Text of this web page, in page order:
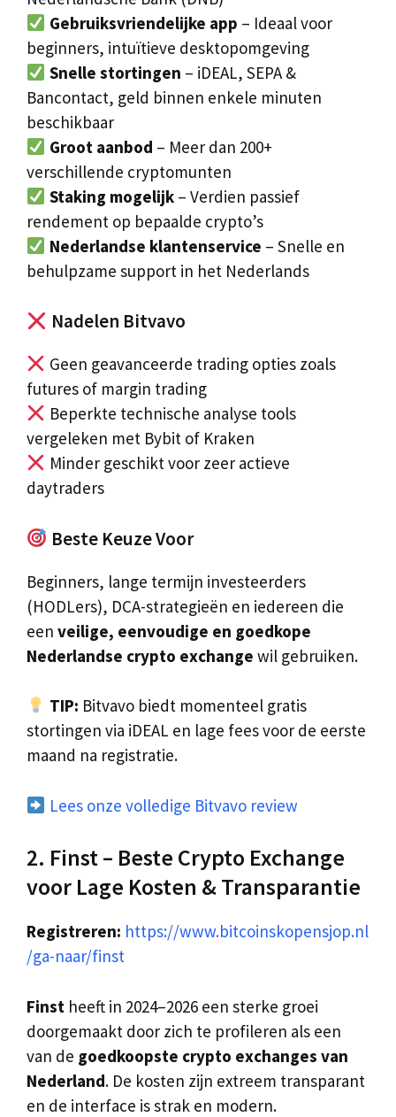
Gebruiksvriendelijke app – Ideaal voor
beginners, intuïtieve desktopomgeving
Snelle stortingen – iDEAL, SEPA &
Bancontact, geld binnen enkele minuten
beschikbaar
Groot aanbod – Meer dan 200+
verschillende cryptomunten
Staking mogelijk– Verdien passief
rendement op bepaalde crypto’s
Nederlandse klantenservice – Snelle en
behulpzame support in het Nederlands
Nadelen Bitvavo
Geen geavanceerde trading opties zoals
futures of margin trading
Beperkte technische analyse tools
vergeleken met Bybit of Kraken
Minder geschikt voor zeer actieve
daytraders
Beste Keuze Voor
Beginners, lange termijn investeerders
(HODLers), DCA-strategieën en iedereen die
een veilige, eenvoudige en goedkope
Nederlandse crypto exchange wil gebruiken.
TIP: Bitvavo biedt momenteel gratis
stortingen via iDEAL en lage fees voor de eerste
maand na registratie.
Lees onze volledige Bitvavo review
2. Finst – Beste Crypto Exchange
voor Lage Kosten & Transparantie
Registreren: https://www.bitcoinskopensjop.nl
/ga-naar/finst
Finst heeft in 2024–2026 een sterke groei
doorgemaakt door zich te profileren als een
van de goedkoopste crypto exchanges van
Nederland. De kosten zijn extreem transparant
en de interface is strak en modern.